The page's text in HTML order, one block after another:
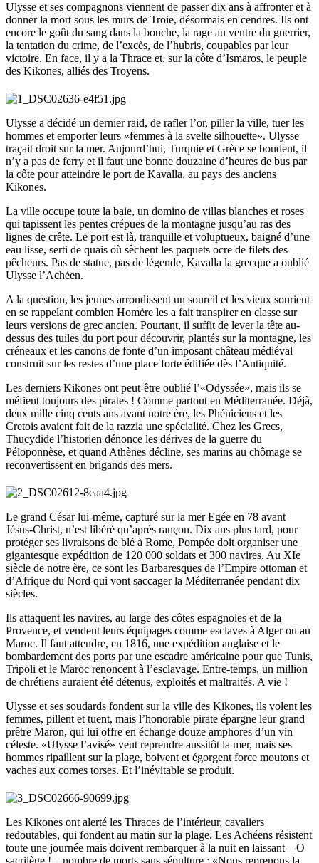
Ulysse et ses compagnons viennent de passer dix ans à affronter et à
donner la mort sous les murs de Troie, désormais en cendres. Ils ont
encore le goût du sang dans la bouche, la rage au ventre du guerrier,
la tentation du crime, de l’excès, de l’hubris, coupables par leur
victoire. En face, il y a la Thrace et, sur la côte d’Ismaros, le peuple
des Kikones, alliés des Troyens.
Ulysse a décidé un dernier raid, de rafler l’or, piller la ville, tuer les
hommes et emporter leurs «femmes à la svelte silhouette». Ulysse
traçait droit sur la mer. Aujourd’hui, Turquie et Grèce se boudent, il
n’y a pas de ferry et il faut une bonne douzaine d’heures de bus par
la côte pour atteindre le port de Kavalla, au pays des anciens
Kikones.
La ville occupe toute la baie, un domino de villas blanches et roses
qui tapissent les pentes crépues de la montagne jusqu’au ras des
lignes de crête. Le port est là, tranquille et voluptueux, baigné d’une
eau lisse, serti de quais où sèchent les paquets ocre de filets des
pêcheurs. Pas de statue, pas de légende, Kavalla la grecque a oublié
Ulysse l’Achéen.
A la question, les jeunes arrondissent un sourcil et les vieux sourient
en se rappelant combien Homère les a fait transpirer en classe sur
leurs versions de grec ancien. Pourtant, il suffit de lever la tête au-
dessus des tuiles du port pour découvrir, plantés sur la montagne, les
créneaux et les canons de fonte d’un imposant château médiéval
construit sur les restes d’une place forte édifiée dès l’Antiquité.
Les derniers Kikones ont peut-être oublié l’«Odyssée», mais ils se
méfient toujours des pirates ! Comme partout en Méditerranée. Déjà,
deux mille cinq cents ans avant notre ère, les Phéniciens et les
Cretois avaient fait de la razzia une spécialité. Chez les Grecs,
Thucydide l’historien dénonce les dérives de la guerre du
Péloponnèse, et quand Athènes décline, ses marins au chômage se
reconvertissent en brigands des mers.
Le grand César lui-même, capturé sur la mer Egée en 78 avant
Jésus-Christ, n’est libéré qu’après rançon. Dix ans plus tard, pour
protéger ses livraisons de blé à Rome, Pompée doit organiser une
gigantesque expédition de 120 000 soldats et 300 navires. Au XIe
siècle de notre ère, ce sont les Barbaresques de l’Empire ottoman et
d’Afrique du Nord qui vont saccager la Méditerranée pendant dix
siècles.
Ils attaquent les navires, au large des côtes espagnoles et de la
Provence, et vendent leurs équipages comme esclaves à Alger ou au
Maroc. Il faut attendre, en 1816, une expédition anglaise et le
bombardement des ports par une escadre américaine pour que Tunis,
Tripoli et le Maroc renoncent à l’esclavage. Entre-temps, un million
de chrétiens auraient été détenus, exploités et maltraités. A vie !
Ulysse et ses soudards fondent sur la ville des Kikones, ils volent les
femmes, pillent et tuent, mais l’honorable pirate épargne leur grand
prêtre Maron, qui lui offre en échange douze amphores d’un vin
céleste. «Ulysse l’avisé» veut reprendre aussitôt la mer, mais ses
hommes ripaillent sur la plage, boivent et égorgent force moutons et
vaches aux cornes torses. Et l’inévitable se produit.
Les Kikones ont alerté les Thraces de l’intérieur, cavaliers
redoutables, qui fondent au matin sur la plage. Les Achéens résistent
toute une journée mais doivent rembarquer à la nuit en laissant – O